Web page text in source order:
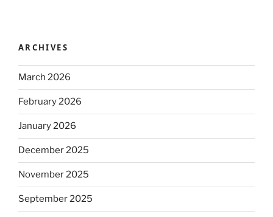
ARCHIVES
March 2026
February 2026
January 2026
December 2025
November 2025
September 2025